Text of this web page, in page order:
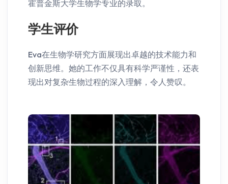
霍普金斯大学生物学专业的录取。
学生评价
Eva在生物学研究方面展现出卓越的技术能力和
创新思维。她的工作不仅具有科学严谨性，还表
现出对复杂生物过程的深入理解，令人赞叹。